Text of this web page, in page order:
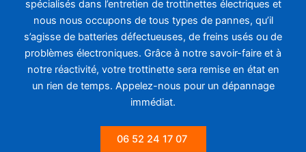
spécialisés dans l’entretien de trottinettes électriques et
nous nous occupons de tous types de pannes, qu’il
s’agisse de batteries défectueuses, de freins usés ou de
problèmes électroniques. Grâce à notre savoir-faire et à
notre réactivité, votre trottinette sera remise en état en
un rien de temps. Appelez-nous pour un dépannage
immédiat.
06 52 24 17 07